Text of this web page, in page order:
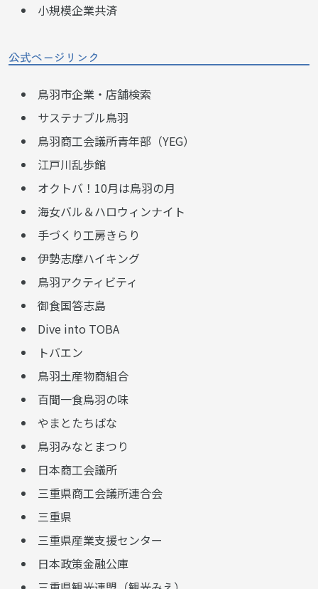
小規模企業共済
公式ページリンク
鳥羽市企業・店舗検索
サステナブル鳥羽
鳥羽商工会議所青年部（YEG）
江戸川乱歩館
オクトバ！10月は鳥羽の月
海女バル＆ハロウィンナイト
手づくり工房きらり
伊勢志摩ハイキング
鳥羽アクティビティ
御食国答志島
Dive into TOBA
トバエン
鳥羽土産物商組合
百聞一食鳥羽の味
やまとたちばな
鳥羽みなとまつり
日本商工会議所
三重県商工会議所連合会
三重県
三重県産業支援センター
日本政策金融公庫